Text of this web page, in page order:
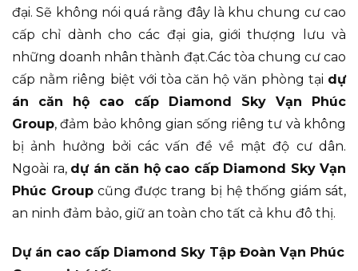
đại. Sẽ không nói quá rằng đây là khu chung cư cao
cấp chỉ dành cho các đại gia, giới thượng lưu và
những doanh nhân thành đạt.Các tòa chung cư cao
cấp nằm riêng biệt với tòa căn hộ văn phòng tại dự
án căn hộ cao cấp Diamond Sky Vạn Phúc
Group, đảm bảo không gian sống riêng tư và không
bị ảnh hưởng bởi các vấn đề về mật độ cư dân.
Ngoài ra, dự án căn hộ cao cấp Diamond Sky Vạn
Phúc Groupcũng được trang bị hệ thống giám sát,
an ninh đảm bảo, giữ an toàn cho tất cả khu đô thị.
Dự án cao cấp Diamond Sky Tập Đoàn Vạn Phúc